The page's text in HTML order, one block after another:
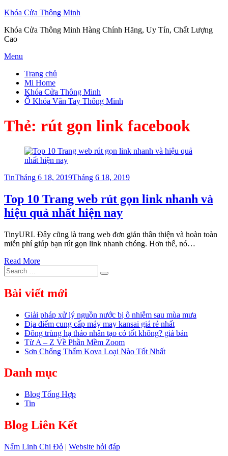
Khóa Cửa Thông Minh
Khóa Cửa Thông Minh Hàng Chính Hãng, Uy Tín, Chất Lượng
Cao
Skip
content
Menu
Trang chủ
Mi Home
Khóa Cửa Thông Minh
Ổ Khóa Vân Tay Thông Minh
Thẻ: rút gọn link facebook
TinPosted
Tháng 6 18, 2019Tháng 6 18, 2019
Top 10 Trang web rút gọn link nhanh và
hiệu quả nhất hiện nay
TinyURL Đây cũng là trang web đơn giản thân thiện và hoàn toàn
miễn phí giúp bạn rút gọn link nhanh chóng. Hơn thế, nó…
Read More
Search
for:
Search
Bài viết mới
Giải pháp xử lý nguồn nước bị ô nhiễm sau mùa mưa
Địa điểm cung cấp máy may kansai giá rẻ nhất
Đông trùng hạ thảo nhân tạo có tốt không? giá bán
Từ A – Z Về Phần Mềm Zoom
Sơn Chống Thấm Kova Loại Nào Tốt Nhất
Danh mục
Blog Tổng Hợp
Tin
Blog Liên Kết
Nấm Linh Chi Đỏ | Website hỏi đáp